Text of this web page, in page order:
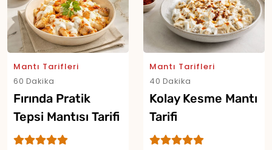
Mantı Tarifleri
60 Dakika
Fırında Pratik
Tepsi Mantısı Tarifi
Mantı Tarifleri
40 Dakika
Kolay Kesme Mantı
Tarifi